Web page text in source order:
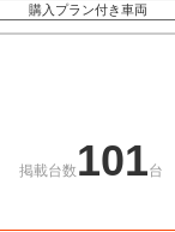
購入プラン付き車両
掲載台数 101台